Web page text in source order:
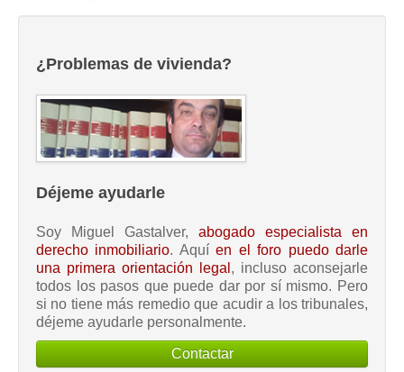
¿Problemas de vivienda?
Déjeme ayudarle
Soy Miguel Gastalver, abogado especialista en
derecho inmobiliario. Aquíen el foro puedo darle
una primera orientación legal , incluso aconsejarle
todos los pasos que puede dar por sí mismo. Pero
si no tiene más remedio que acudir a los tribunales,
déjeme ayudarle personalmente.
Contactar